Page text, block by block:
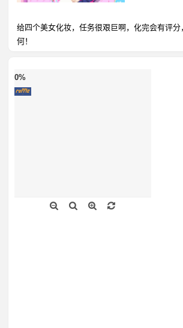
给四个美女化妆，任务很艰巨啊，化完会有评
何！
0%